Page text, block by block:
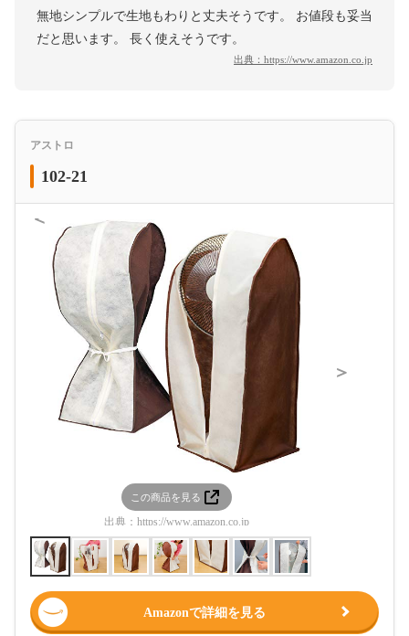
無地シンプルで生地もわりと丈夫そうです。 お値段も妥当
だと思います。 長く使えそうです。
出典： https://www.amazon.co.jp
アストロ
102-21
＜
この商品を見る
出典： https://www.amazon.co.jp
＞
Amazonで詳細を見る